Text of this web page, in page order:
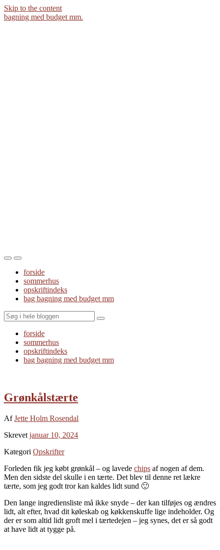
Skip to the content
bagning med budget mm.
Toggle
mobile
menu
Toggle
the
search
field
forside
sommerhus
opskriftindeks
bag bagning med budget mm
Search
forside
sommerhus
opskriftindeks
bag bagning med budget mm
Grønkålstærte
AfJette Holm Rosendal
Skrevet januar 10, 2024
Kategori Opskrifter
Forleden fik jeg købt grønkål – og lavede chips af nogen af dem.
Men den sidste del skulle i en tærte. Det blev til denne ret lækre
tærte, som jeg godt tror kan kaldes lidt sund 🙂
Den lange ingrediensliste må ikke snyde – der kan tilføjes og ændres
lidt, alt efter, hvad dit køleskab og køkkenskuffe lige indeholder. Og
der er som altid lidt groft mel i tærtedejen – jeg synes, det er så godt
at have lidt at tygge på.